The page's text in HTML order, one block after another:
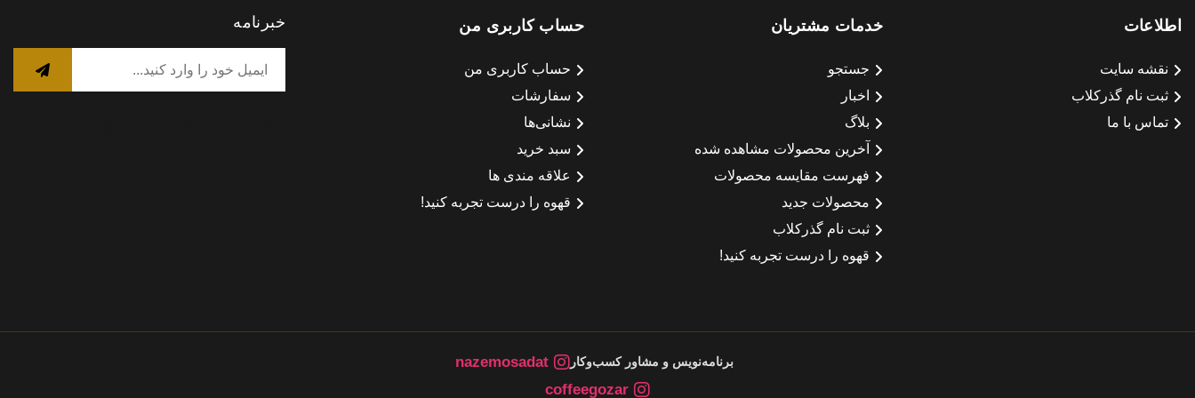
اطلاعات
نقشه سایت
ثبت نام گذرکلاب
تماس با ما
خدمات مشتریان
جستجو
اخبار
بلاگ
آخرین محصولات مشاهده شده
فهرست مقایسه محصولات
محصولات جدید
ثبت نام گذرکلاب
قهوه را درست تجربه کنید!
حساب کاربری من
حساب کاربری من
سفارشات
نشانی‌ها
سبد خرید
علاقه مندی ها
قهوه را درست تجربه کنید!
خبرنامه
برنامه‌نویس و مشاور کسب‌وکار
nazemosadat
coffeegozar